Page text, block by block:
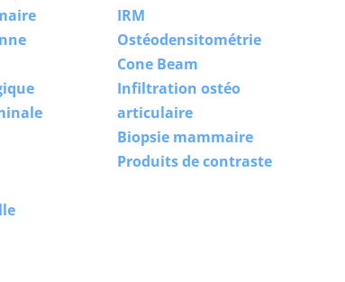
IRM
Ostéodensitométrie
Cone Beam
Infiltration ostéo
articulaire
Biopsie mammaire
Produits de contraste